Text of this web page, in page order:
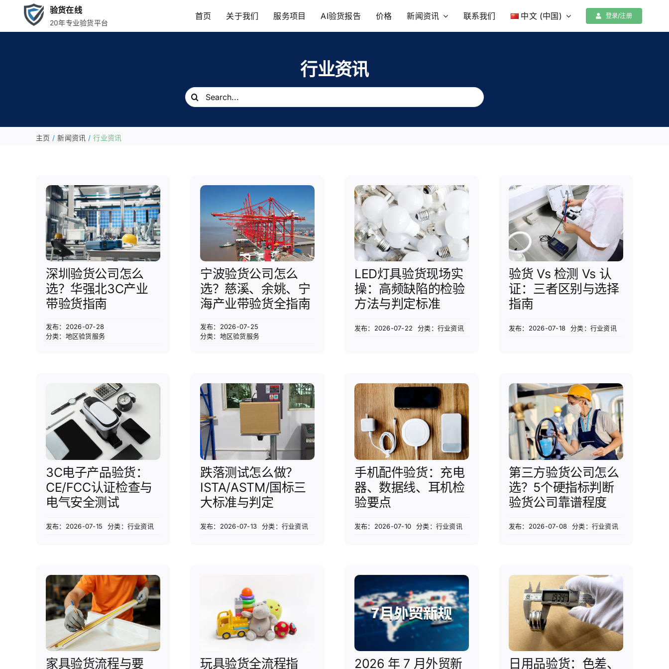
内
验货在线
20年专业验货平台
首页 关于我们 服务项目 AI验货报告 价格 新闻资讯 联系我们 中文 (中国) 登录/注册
行业资讯
搜
索：
主页 新闻资讯 行业资讯
深圳验货公司怎么
选？华强北3C产业
带验货指南
发布：2026-07-28
分类： 地区验货服务
宁波验货公司怎么
选？慈溪、余姚、宁
海产业带验货全指南
发布：2026-07-25
分类： 地区验货服务
LED灯具验货现场实
操：高频缺陷的检验
方法与判定标准
发布：2026-07-22 分类： 行业资讯
验货 Vs 检测 Vs 认
证：三者区别与选择
指南
发布：2026-07-18 分类： 行业资讯
3C电子产品验货：
CE/FCC认证检查与
电气安全测试
发布：2026-07-15 分类： 行业资讯
跌落测试怎么做？
ISTA/ASTM/国标三
大标准与判定
发布：2026-07-13 分类： 行业资讯
手机配件验货：充电
器、数据线、耳机检
验要点
发布：2026-07-10 分类： 行业资讯
第三方验货公司怎么
选？5个硬指标判断
验货公司靠谱程度
发布：2026-07-08 分类： 行业资讯
家具验货流程与要 玩具验货全流程指 2026 年 7 月外贸新 日用品验货：色差、